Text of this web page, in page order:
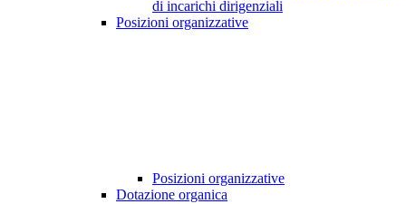
di incarichi dirigenziali
Posizioni organizzative
Posizioni organizzative
Dotazione organica